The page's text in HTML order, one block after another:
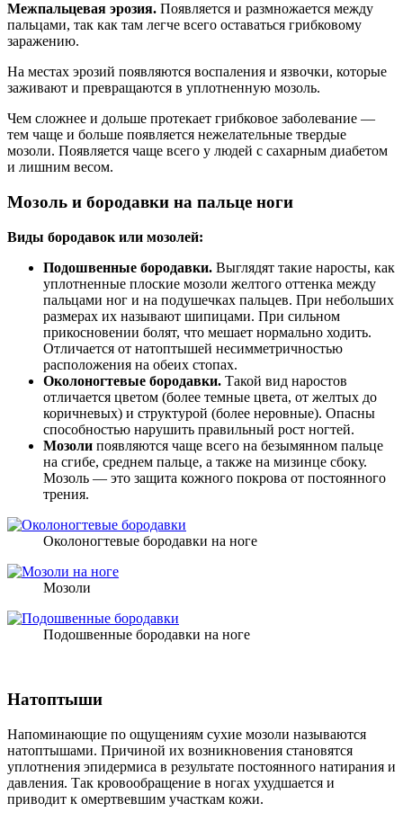
Межпальцевая эрозия. Появляется и размножается между
пальцами, так как там легче всего оставаться грибковому
заражению.
На местах эрозий появляются воспаления и язвочки, которые
заживают и превращаются в уплотненную мозоль.
Чем сложнее и дольше протекает грибковое заболевание —
тем чаще и больше появляется нежелательные твердые
мозоли. Появляется чаще всего у людей с сахарным диабетом
и лишним весом.
Мозоль и бородавки на пальце ноги
Виды бородавок или мозолей:
Подошвенные бородавки. Выглядят такие наросты, как
уплотненные плоские мозоли желтого оттенка между
пальцами ног и на подушечках пальцев. При небольших
размерах их называют шипицами. При сильном
прикосновении болят, что мешает нормально ходить.
Отличается от натоптышей несимметричностью
расположения на обеих стопах.
Околоногтевые бородавки. Такой вид наростов
отличается цветом (более темные цвета, от желтых до
коричневых) и структурой (более неровные). Опасны
способностью нарушить правильный рост ногтей.
Мозоли появляются чаще всего на безымянном пальце
на сгибе, среднем пальце, а также на мизинце сбоку.
Мозоль — это защита кожного покрова от постоянного
трения.
Околоногтевые бородавки на ноге
Мозоли
Подошвенные бородавки на ноге
Натоптыши
Напоминающие по ощущениям сухие мозоли называются
натоптышами. Причиной их возникновения становятся
уплотнения эпидермиса в результате постоянного натирания и
давления. Так кровообращение в ногах ухудшается и
приводит к омертвевшим участкам кожи.